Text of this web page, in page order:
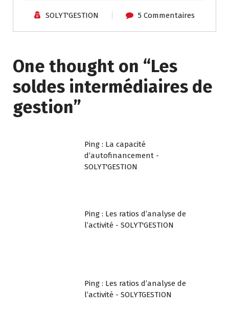
SOLYT'GESTION 5 Commentaires
One thought on “Les
soldes intermédiaires de
gestion”
Ping : La capacité
d’autofinancement -
SOLYT'GESTION
Ping : Les ratios d’analyse de
l’activité - SOLYT'GESTION
Ping : Les ratios d’analyse de
l’activité - SOLYTGESTION